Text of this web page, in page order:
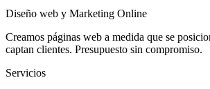
Diseño web y Marketing Online
Creamos páginas web a medida que se
captan clientes. Presupuesto sin compromiso.
Servicios